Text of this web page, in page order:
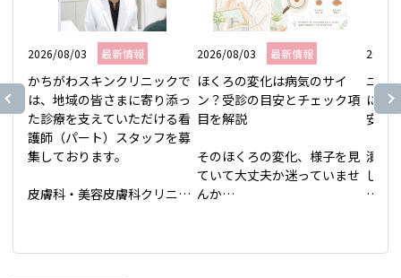
2026/08/03 最新情報
かちがわスキンクリニックで
は、地域の皆さまに寄り添っ
た診療を支えていただける看
護師（パート）スタッフを募
集しております。
皮膚科・美容皮膚科クリニッ
患者さま一人ひとりに丁寧に
2026/08/03 最新情報
ほくろの変化は病気のサイ
ン？受診の目安とチェック項
目を解説
そのほくろの変化、様子を見
ていて大丈夫か迷っていませ
んか
ろの形が少しいびつになった
2026/
ニキ
にし
安を
潰し
しな
と後